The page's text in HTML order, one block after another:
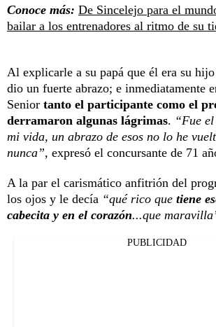
Conoce más: De Sincelejo para el
bailar a los entrenadores al ritmo de su
Al explicarle a su papá que él era su
dio un fuerte abrazo; e inmediatamente
Senior tanto el participante como el
derramaron algunas lágrimas. “Fue
mi vida, un abrazo de esos no lo he
nunca”, expresó el concursante de 71
A la par el carismático anfitrión del
los ojos y le decía “qué rico que tiene
cabecita y en el corazón...que
PUBLICIDAD